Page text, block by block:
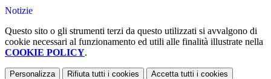
Notizie
Questo sito o gli strumenti terzi da questo utilizzati si avvalgono di
cookie necessari al funzionamento ed utili alle finalità illustrate nella
COOKIE POLICY.
Personalizza Rifiuta tutti i cookies Accetta tutti i cookies